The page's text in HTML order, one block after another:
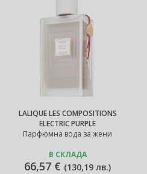
LALIQUE LES COMPOSITIONS
ELECTRIC PURPLE
Парфюмна вода за жени
В СКЛАДА
66,57 € (130,19 лв.)